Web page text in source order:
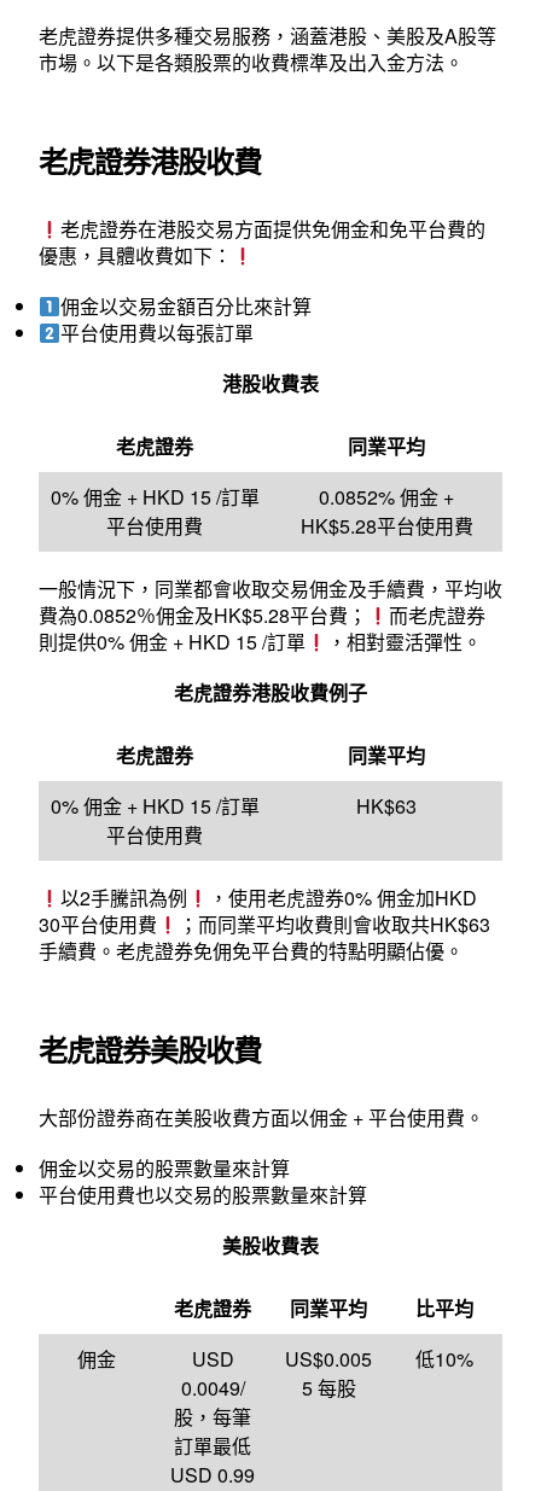
老虎證券提供多種交易服務，涵蓋港股、美股及A股等
市場。以下是各類股票的收費標準及出入金方法。
老虎證券港股收費
老虎證券在港股交易方面提供免佣金和免平台費的
優惠，具體收費如下：
佣金以交易金額百分比來計算
平台使用費以每張訂單
港股收費表
老虎證券
同業平均
0% 佣金 + HKD 15 /訂單
平台使用費
0.0852% 佣金 +
HK$5.28平台使用費
一般情況下，同業都會收取交易佣金及手續費，平均收
費為0.0852％佣金及HK$5.28平台費；
而老虎證券
則提供0% 佣金 + HKD 15 /訂單
，相對靈活彈性。
老虎證券港股收費例子
老虎證券
同業平均
0% 佣金 + HKD 15 /訂單
平台使用費
HK$63
以2手騰訊為例
，使用老虎證券0% 佣金加HKD
30平台使用費
；而同業平均收費則會收取共HK$63
手續費。老虎證券免佣免平台費的特點明顯佔優。
老虎證券美股收費
大部份證券商在美股收費方面以佣金 + 平台使用費。
佣金以交易的股票數量來計算
平台使用費也以交易的股票數量來計算
美股收費表
老虎證券 同業平均
比平均
佣金
USD
0.0049/
股，每筆
訂單最低
USD 0.99
US$0.005
5 每股
低10%